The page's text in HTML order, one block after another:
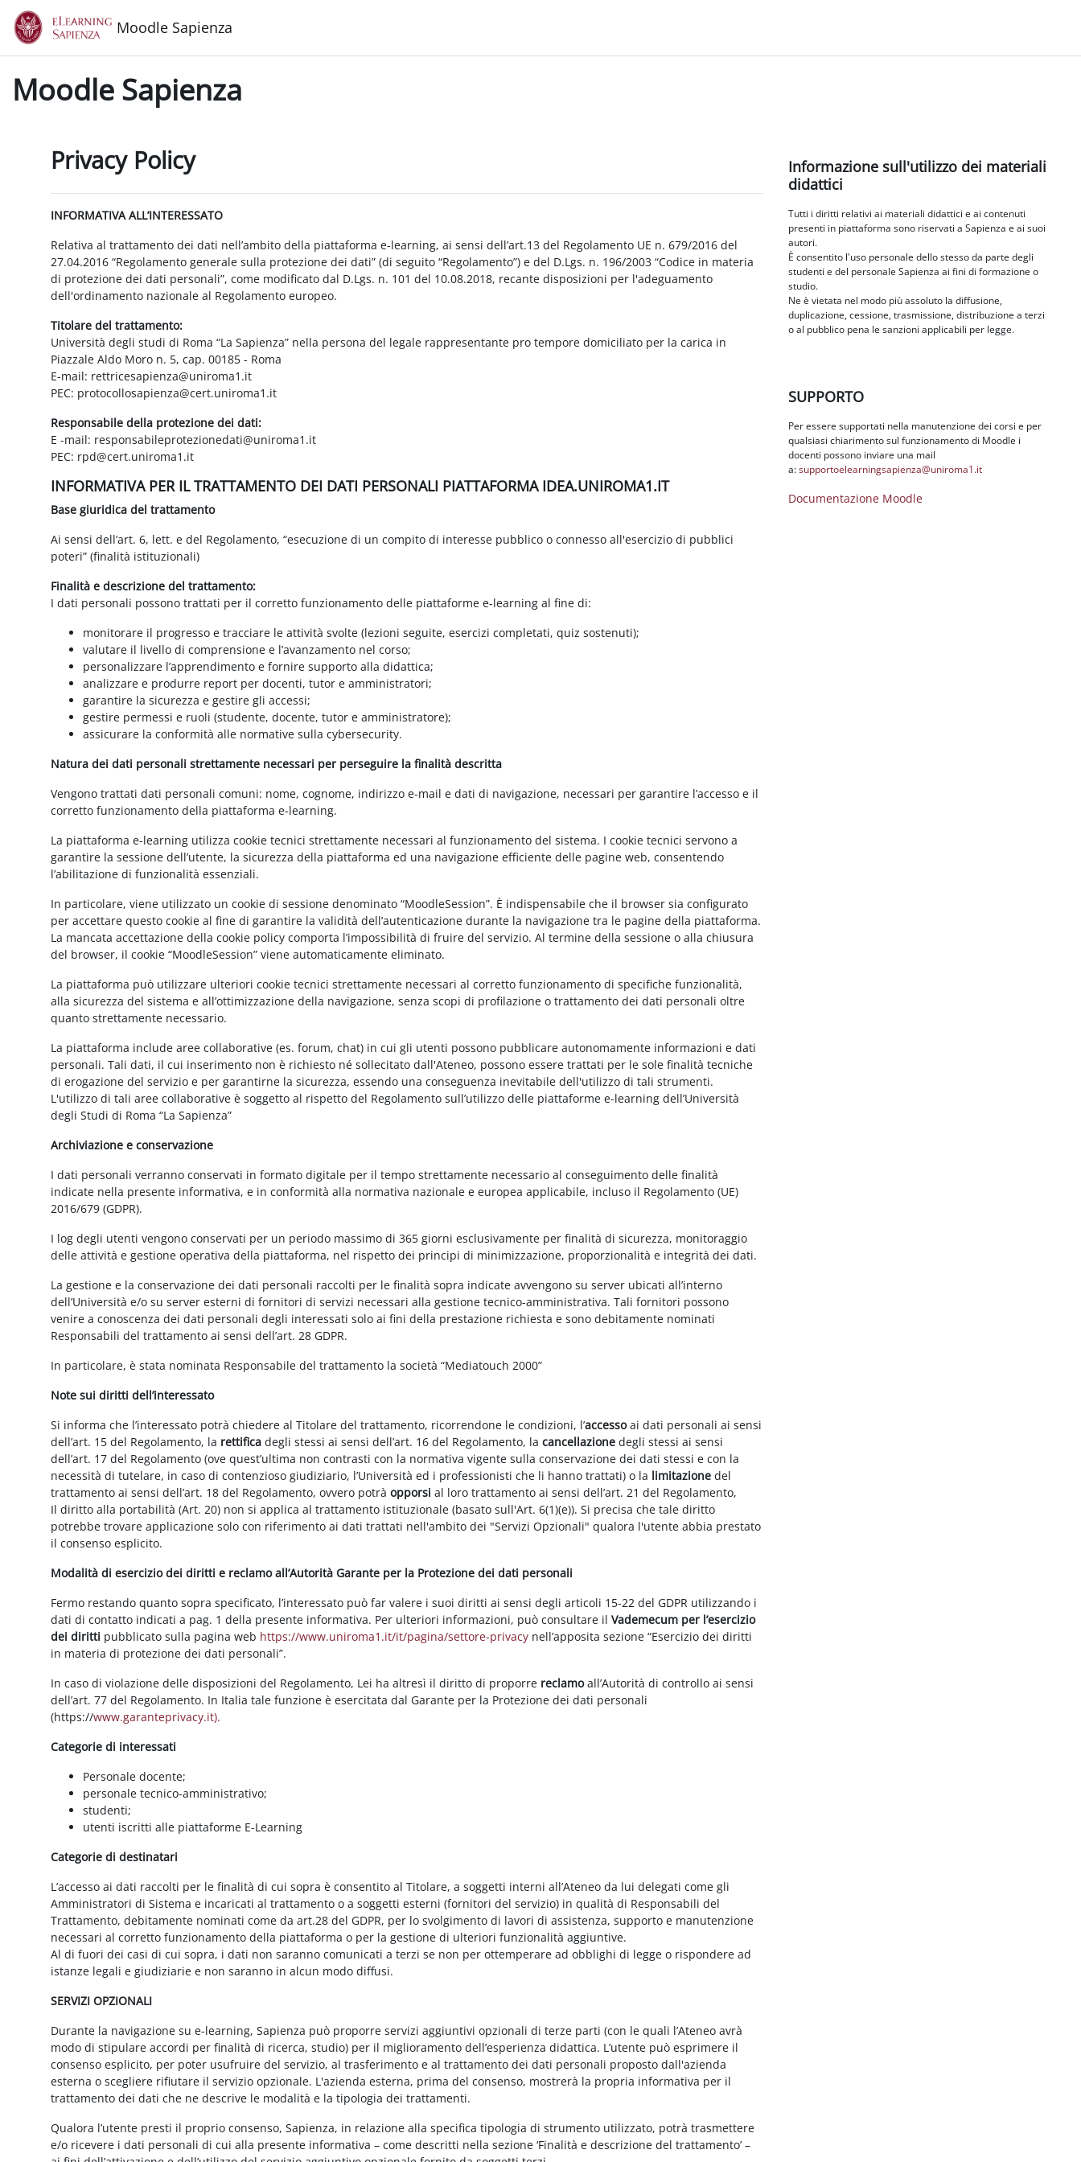
Vai al contenuto principale
Moodle Sapienza
Moodle Sapienza
Privacy Policy
INFORMATIVA ALL’INTERESSATO
Relativa al trattamento dei dati nell’ambito della piattaforma e-learning, ai sensi dell’art.13 del Regolamento UE n. 679/2016 del
27.04.2016 “Regolamento generale sulla protezione dei dati” (di seguito “Regolamento”) e del D.Lgs. n. 196/2003 “Codice in materia
di protezione dei dati personali”, come modificato dal D.Lgs. n. 101 del 10.08.2018, recante disposizioni per l'adeguamento
dell'ordinamento nazionale al Regolamento europeo.
Titolare del trattamento:
Università degli studi di Roma “La Sapienza” nella persona del legale rappresentante pro tempore domiciliato per la carica in
Piazzale Aldo Moro n. 5, cap. 00185 - Roma
E-mail: rettricesapienza@uniroma1.it
PEC: protocollosapienza@cert.uniroma1.it
Responsabile della protezione dei dati:
E -mail: responsabileprotezionedati@uniroma1.it
PEC: rpd@cert.uniroma1.it
INFORMATIVA PER IL TRATTAMENTO DEI DATI PERSONALI PIATTAFORMA IDEA.UNIROMA1.IT
Base giuridica del trattamento
Ai sensi dell’art. 6, lett. e del Regolamento, “esecuzione di un compito di interesse pubblico o connesso all'esercizio di pubblici
poteri” (finalità istituzionali)
Finalità e descrizione del trattamento:
I dati personali possono trattati per il corretto funzionamento delle piattaforme e-learning al fine di:
monitorare il progresso e tracciare le attività svolte (lezioni seguite, esercizi completati, quiz sostenuti);
valutare il livello di comprensione e l’avanzamento nel corso;
personalizzare l’apprendimento e fornire supporto alla didattica;
analizzare e produrre report per docenti, tutor e amministratori;
garantire la sicurezza e gestire gli accessi;
gestire permessi e ruoli (studente, docente, tutor e amministratore);
assicurare la conformità alle normative sulla cybersecurity.
Natura dei dati personali strettamente necessari per perseguire la finalità descritta
Vengono trattati dati personali comuni: nome, cognome, indirizzo e-mail e dati di navigazione, necessari per garantire l’accesso e il
corretto funzionamento della piattaforma e-learning.
La piattaforma e-learning utilizza cookie tecnici strettamente necessari al funzionamento del sistema. I cookie tecnici servono a
garantire la sessione dell’utente, la sicurezza della piattaforma ed una navigazione efficiente delle pagine web, consentendo
l’abilitazione di funzionalità essenziali.
In particolare, viene utilizzato un cookie di sessione denominato “MoodleSession”. È indispensabile che il browser sia configurato
per accettare questo cookie al fine di garantire la validità dell’autenticazione durante la navigazione tra le pagine della piattaforma.
La mancata accettazione della cookie policy comporta l’impossibilità di fruire del servizio. Al termine della sessione o alla chiusura
del browser, il cookie “MoodleSession” viene automaticamente eliminato.
La piattaforma può utilizzare ulteriori cookie tecnici strettamente necessari al corretto funzionamento di specifiche funzionalità,
alla sicurezza del sistema e all’ottimizzazione della navigazione, senza scopi di profilazione o trattamento dei dati personali oltre
quanto strettamente necessario.
La piattaforma include aree collaborative (es. forum, chat) in cui gli utenti possono pubblicare autonomamente informazioni e dati
personali. Tali dati, il cui inserimento non è richiesto né sollecitato dall'Ateneo, possono essere trattati per le sole finalità tecniche
di erogazione del servizio e per garantirne la sicurezza, essendo una conseguenza inevitabile dell'utilizzo di tali strumenti.
L'utilizzo di tali aree collaborative è soggetto al rispetto del Regolamento sull’utilizzo delle piattaforme e-learning dell’Università
degli Studi di Roma “La Sapienza”
Archiviazione e conservazione
I dati personali verranno conservati in formato digitale per il tempo strettamente necessario al conseguimento delle finalità
indicate nella presente informativa, e in conformità alla normativa nazionale e europea applicabile, incluso il Regolamento (UE)
2016/679 (GDPR).
I log degli utenti vengono conservati per un periodo massimo di 365 giorni esclusivamente per finalità di sicurezza, monitoraggio
delle attività e gestione operativa della piattaforma, nel rispetto dei principi di minimizzazione, proporzionalità e integrità dei dati.
La gestione e la conservazione dei dati personali raccolti per le finalità sopra indicate avvengono su server ubicati all’interno
dell’Università e/o su server esterni di fornitori di servizi necessari alla gestione tecnico-amministrativa. Tali fornitori possono
venire a conoscenza dei dati personali degli interessati solo ai fini della prestazione richiesta e sono debitamente nominati
Responsabili del trattamento ai sensi dell’art. 28 GDPR.
In particolare, è stata nominata Responsabile del trattamento la società “Mediatouch 2000”
Note sui diritti dell’interessato
Si informa che l’interessato potrà chiedere al Titolare del trattamento, ricorrendone le condizioni, l’accessoai dati personali ai sensi
dell’art. 15 del Regolamento, la rettificadegli stessi ai sensi dell’art. 16 del Regolamento, lacancellazione degli stessi ai sensi
dell’art. 17 del Regolamento (ove quest’ultima non contrasti con la normativa vigente sulla conservazione dei dati stessi e con la
necessità di tutelare, in caso di contenzioso giudiziario, l’Università ed i professionisti che li hanno trattati) o la limitazione del
trattamento ai sensi dell’art. 18 del Regolamento, ovvero potràopporsi al loro trattamento ai sensi dell’art. 21 del Regolamento,
Il diritto alla portabilità (Art. 20) non si applica al trattamento istituzionale (basato sull'Art. 6(1)(e)). Si precisa che tale diritto
potrebbe trovare applicazione solo con riferimento ai dati trattati nell'ambito dei "Servizi Opzionali" qualora l'utente abbia prestato
il consenso esplicito.
Modalità di esercizio dei diritti e reclamo all’Autorità Garante per la Protezione dei dati personali
Fermo restando quanto sopra specificato, l’interessato può far valere i suoi diritti ai sensi degli articoli 15-22 del GDPR utilizzando i
dati di contatto indicati a pag. 1 della presente informativa. Per ulteriori informazioni, può consultare ilVademecum per l’esercizio
dei diritti pubblicato sulla pagina web https://www.uniroma1.it/it/pagina/settore-privacy nell’apposita sezione “Esercizio dei diritti
in materia di protezione dei dati personali”.
In caso di violazione delle disposizioni del Regolamento, Lei ha altresì il diritto di proporre reclamoall’Autorità di controllo ai sensi
dell’art. 77 del Regolamento. In Italia tale funzione è esercitata dal Garante per la Protezione dei dati personali
(https://www.garanteprivacy.it).
Categorie di interessati
Personale docente;
personale tecnico-amministrativo;
studenti;
utenti iscritti alle piattaforme E-Learning
Categorie di destinatari
L’accesso ai dati raccolti per le finalità di cui sopra è consentito al Titolare, a soggetti interni all’Ateneo da lui delegati come gli
Amministratori di Sistema e incaricati al trattamento o a soggetti esterni (fornitori del servizio) in qualità di Responsabili del
Trattamento, debitamente nominati come da art.28 del GDPR, per lo svolgimento di lavori di assistenza, supporto e manutenzione
necessari al corretto funzionamento della piattaforma o per la gestione di ulteriori funzionalità aggiuntive.
Al di fuori dei casi di cui sopra, i dati non saranno comunicati a terzi se non per ottemperare ad obblighi di legge o rispondere ad
istanze legali e giudiziarie e non saranno in alcun modo diffusi.
SERVIZI OPZIONALI
Durante la navigazione su e-learning, Sapienza può proporre servizi aggiuntivi opzionali di terze parti (con le quali l’Ateneo avrà
modo di stipulare accordi per finalità di ricerca, studio) per il miglioramento dell’esperienza didattica. L’utente può esprimere il
consenso esplicito, per poter usufruire del servizio, al trasferimento e al trattamento dei dati personali proposto dall'azienda
esterna o scegliere rifiutare il servizio opzionale. L'azienda esterna, prima del consenso, mostrerà la propria informativa per il
trattamento dei dati che ne descrive le modalità e la tipologia dei trattamenti.
Qualora l’utente presti il proprio consenso, Sapienza, in relazione alla specifica tipologia di strumento utilizzato, potrà trasmettere
e/o ricevere i dati personali di cui alla presente informativa – come descritti nella sezione ‘Finalità e descrizione del trattamento’ –
Blocchi
Informazione sull'utilizzo dei materiali
didattici
Tutti i diritti relativi ai materiali didattici e ai contenuti
presenti in piattaforma sono riservati a Sapienza e ai suoi
autori.
È consentito l'uso personale dello stesso da parte degli
studenti e del personale Sapienza ai fini di formazione o
studio.
Ne è vietata nel modo più assoluto la diffusione,
duplicazione, cessione, trasmissione, distribuzione a terzi
o al pubblico pena le sanzioni applicabili per legge.
SUPPORTO
Per essere supportati nella manutenzione dei corsi e per
qualsiasi chiarimento sul funzionamento di Moodle i
docenti possono inviare una mail
a:supportoelearningsapienza@uniroma1.it
Documentazione Moodle